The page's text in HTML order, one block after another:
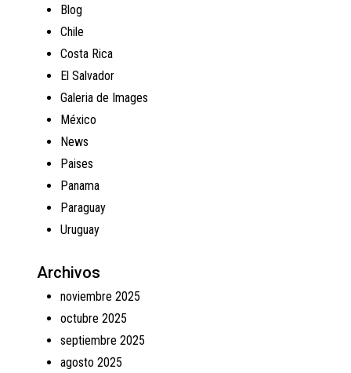
Blog
Chile
Costa Rica
El Salvador
Galeria de Images
México
News
Paises
Panama
Paraguay
Uruguay
Archivos
noviembre 2025
octubre 2025
septiembre 2025
agosto 2025